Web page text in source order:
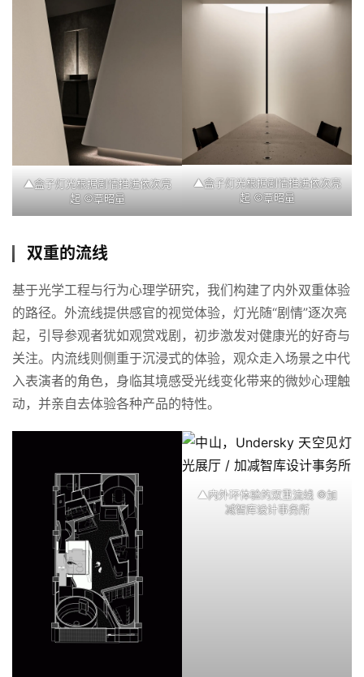
▲盒子灯光根据剧情推进依次亮
起 ©覃昭量
▲盒子灯光根据剧情推进依次亮
起 ©覃昭量
双重的流线
基于光学工程与行为心理学研究，我们构建了内外双重体验
的路径。外流线提供感官的视觉体验，灯光随“剧情”逐次亮
起，引导参观者犹如观赏戏剧，初步激发对健康光的好奇与
关注。内流线则侧重于沉浸式的体验，观众走入场景之中代
入表演者的角色，身临其境感受光线变化带来的微妙心理触
动，并亲自去体验各种产品的特性。
▲内外环体验的双重流线 ©加
减智库设计事务所